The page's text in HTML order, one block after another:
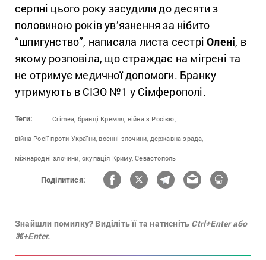
серпні цього року засудили до десяти з
половиною років ув’язнення за нібито
“шпигунство”, написала листа сестріОлені, в
якому розповіла, що страждає на мігрені та
не отримує медичної допомоги. Бранку
утримують в СІЗО №1 у Сімферополі.
Теги: Crimea, бранці Кремля, війна з Росією,
війна Росії проти України, воєнні злочини, державна зрада,
міжнародні злочини, окупація Криму, Севастополь
Поділитися:
Знайшли помилку? Виділіть її та натисніть Ctrl+Enter або
⌘+Enter.